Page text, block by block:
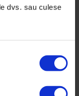
dvs. sau culese
Stroe).